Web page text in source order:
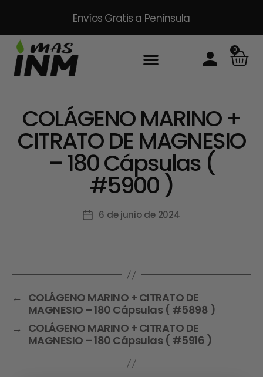
Envíos Gratis a Península
0
COLÁGENO MARINO +
CITRATO DE MAGNESIO
– 180 Cápsulas (
#5900 )
6 de junio de 2024
← COLÁGENO MARINO + CITRATO DE
MAGNESIO – 180 Cápsulas ( #5898 )
→ COLÁGENO MARINO + CITRATO DE
MAGNESIO – 180 Cápsulas ( #5916 )